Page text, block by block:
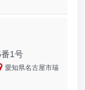
1号
愛知県名古屋市瑞